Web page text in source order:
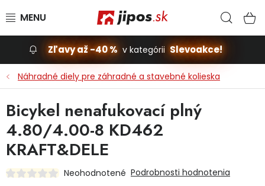
Slevoakce
Stavba, dom
Dielňa
Zľavy až -40 % v kategórii Slevoakce!
Náhradné diely pre záhradné a stavebné kolieska
Bicykel nenafukovací plný
4.80/4.00-8 KD462
KRAFT&DELE
Neohodnotené Podrobnosti hodnotenia